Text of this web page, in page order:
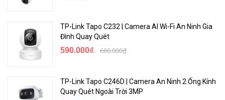
TP-Link Tapo C232 | Camera AI Wi-Fi An Ninh Gia
Đình Quay Quét
590.000₫ 680.000₫
TP-Link Tapo C246D | Camera An Ninh 2 Ống Kính
Quay Quét Ngoài Trời 3MP